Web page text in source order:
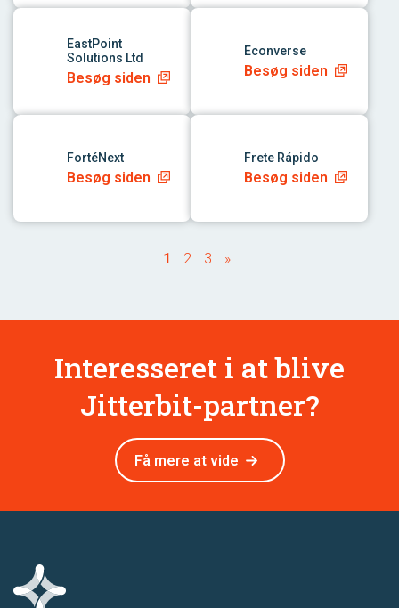
link til app
EastPoint
Solutions Ltd
Besøg siden
link til app
Econverse
Besøg siden
link til app
FortéNext
Besøg siden
link til app
Frete Rápido
Besøg siden
1 2 3 »
Interesseret i at blive
Jitterbit-partner?
Få mere at vide